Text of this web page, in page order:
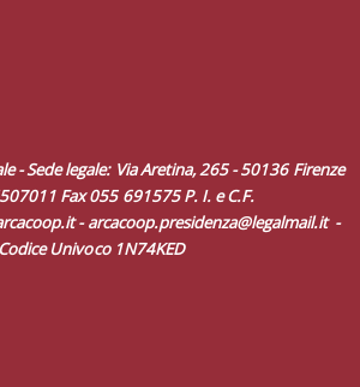
- Sede legale: Via Aretina, 265 - 50136 Firenze
Fax 055 691575 P. I. e C.F.
-arcacoop.presidenza@legalmail.it-
Codice Univoco 1N74KED